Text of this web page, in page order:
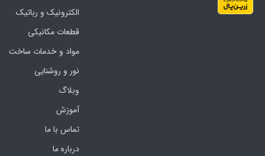
الکترونیک و رباتیک
قطعات مکانیکی
مواد و خدمات ساخت
نور و روشنایی
وبلاگ
آموزش
تماس با ما
درباره ما